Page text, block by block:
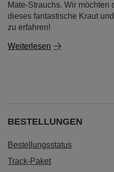
Mate-Strauchs. Wir möchten
dieses fantastische Kraut
zu erfahren!
Weiterlesen
BESTELLUNGEN
Bestellungsstatus
Track-Paket